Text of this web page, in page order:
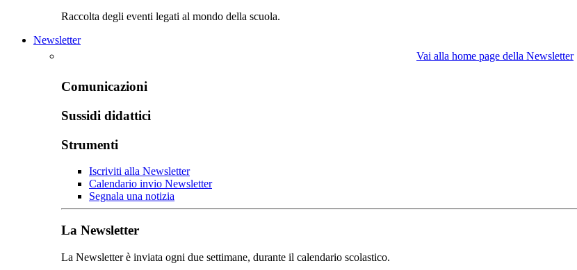
Raccolta degli eventi legati al mondo della scuola.
Newsletter
Vai alla home page della Newsletter
Comunicazioni
Sussidi didattici
Strumenti
Iscriviti alla Newsletter
Calendario invio Newsletter
Segnala una notizia
La Newsletter
La Newsletter è inviata ogni due settimane, durante il calendario scolastico.